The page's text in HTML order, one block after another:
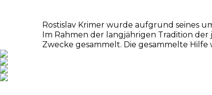
Rostislav Krimer wurde aufgrund seines
Im Rahmen der langjährigen Tradition
Zwecke gesammelt. Die gesammelte